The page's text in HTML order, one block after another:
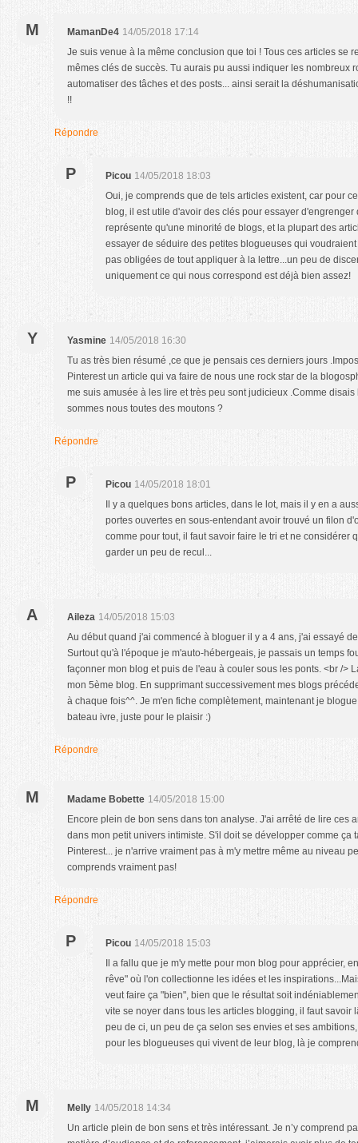
M MamanDe4 14/05/2018 17:14
Je suis venue à la même conclusion que toi ! Tous ces articles se
mêmes clés de succès. Tu aurais pu aussi indiquer les nombreux
automatiser des tâches et des posts... ainsi serait la
!!
Répondre
P Picou 14/05/2018 18:03
Oui, je comprends que de tels articles existent, car pour
blog, il est utile d'avoir des clés pour essayer d'engrenger
représente qu'une minorité de blogs, et la plupart des
essayer de séduire des petites blogueuses qui
pas obligées de tout appliquer à la lettre...un peu de
uniquement ce qui nous correspond est déjà bien assez!
Y Yasmine 14/05/2018 16:30
Tu as très bien résumé ,ce que je pensais ces derniers jours
Pinterest un article qui va faire de nous une rock star de la
me suis amusée à les lire et très peu sont judicieux .Comme
sommes nous toutes des moutons ?
Répondre
P Picou 14/05/2018 18:01
Il y a quelques bons articles, dans le lot, mais il y en a
portes ouvertes en sous-entendant avoir trouvé un filon
comme pour tout, il faut savoir faire le tri et ne considérer
garder un peu de recul...
A Aileza 14/05/2018 15:03
Au début quand j'ai commencé à bloguer il y a 4 ans, j'ai essayé
Surtout qu'à l'époque je m'auto-hébergeais, je passais un temps
façonner mon blog et puis de l'eau à couler sous les ponts. <br />
mon 5ème blog. En supprimant successivement mes blogs
à chaque fois^^. Je m'en fiche complètement, maintenant je
bateau ivre, juste pour le plaisir :)
Répondre
M Madame Bobette 14/05/2018 15:00
Encore plein de bon sens dans ton analyse. J'ai arrêté de lire ces
dans mon petit univers intimiste. S'il doit se développer comme ça
Pinterest... je n'arrive vraiment pas à m'y mettre même au niveau
comprends vraiment pas!
Répondre
P Picou 14/05/2018 15:03
Il a fallu que je m'y mette pour mon blog pour apprécier,
rêve" où l'on collectionne les idées et les
veut faire ça "bien", bien que le résultat soit
vite se noyer dans tous les articles blogging, il faut savoir
peu de ci, un peu de ça selon ses envies et ses
pour les blogueuses qui vivent de leur blog, là je
M Melly 14/05/2018 14:34
Un article plein de bon sens et très intéressant. Je n’y comprend